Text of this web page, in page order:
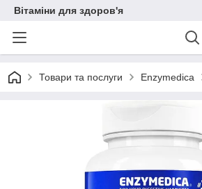
Вітаміни для здоров'я
Товари та послуги Enzymedica